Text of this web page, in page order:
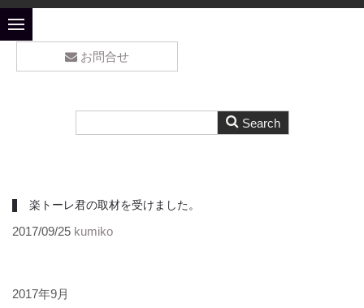
お問合せ
楽トーレ君の取材を受けました。
2017/09/25 kumiko
2017年9月